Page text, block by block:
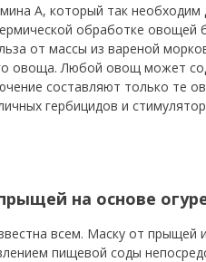
А, который так необходим
обработке овощей
от массы из вареной
овоща. Любой овощ может
составляют только те
гербицидов и
на основе
всем. Маску от прыщей
пищевой соды